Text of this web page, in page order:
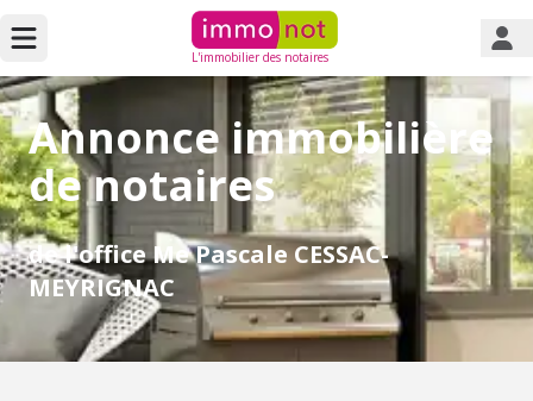
L'immobilier des notaires
Annonce immobilière
de notaires
de l'office Me Pascale CESSAC-
MEYRIGNAC